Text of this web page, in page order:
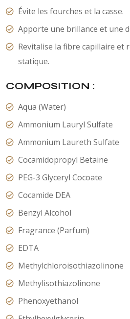
Évite les fourches et la casse.
Apporte une brillance et une
Revitalise la fibre capillaire et
statique.
COMPOSITION :
Aqua (Water)
Ammonium Lauryl Sulfate
Ammonium Laureth Sulfate
Cocamidopropyl Betaine
PEG-3 Glyceryl Cocoate
Cocamide DEA
Benzyl Alcohol
Fragrance (Parfum)
EDTA
Methylchloroisothiazolinone
Methylisothiazolinone
Phenoxyethanol